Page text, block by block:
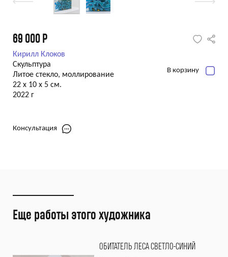
69 000 Р
Кирилл Клоков
Скульптура
Литое стекло, моллирование
22 x 10 x 5 см.
2022 г
В корзину
Консультация
Еще работы этого художника
ОБИТАТЕЛЬ ЛЕСА СВЕТЛО-СИНИЙ